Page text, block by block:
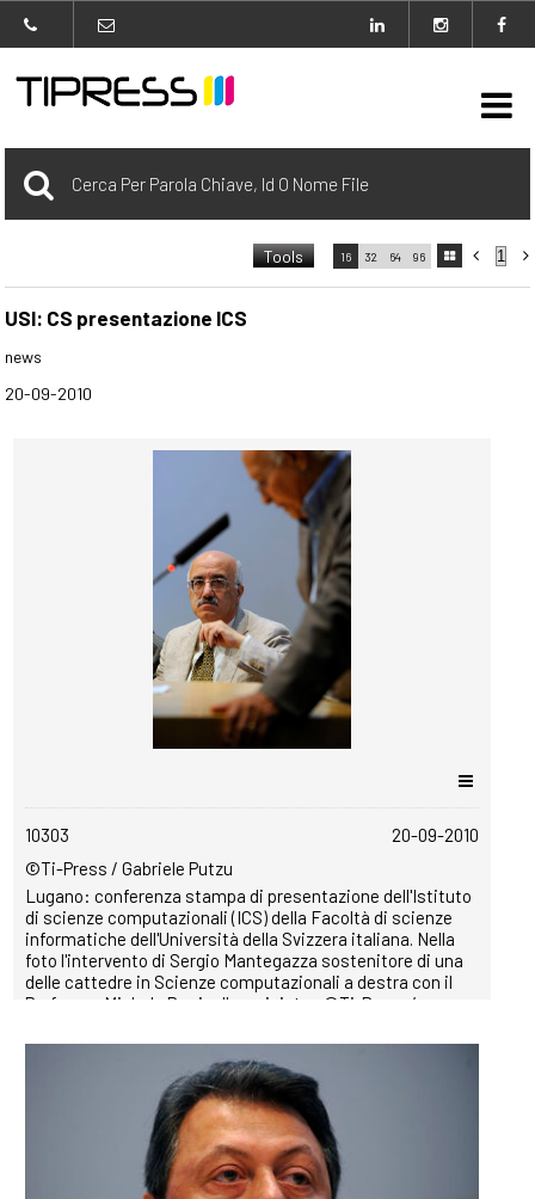
Archivio
carrello
Agenzia
copyrightfree

 
16 32 64 96 
Tools
0 Selezionato
USI: CS presentazione ICS
news
20-09-2010
10303
20-09-2010
©Ti-Press / Gabriele Putzu
Lugano: conferenza stampa di presentazione dell'Istituto
di scienze computazionali (ICS) della Facoltà di scienze
informatiche dell'Università della Svizzera italiana. Nella
foto l'intervento di Sergio Mantegazza sostenitore di una
delle cattedre in Scienze computazionali a destra con il
Professor Michele Parrinello a sinistra. ©Ti-Press /